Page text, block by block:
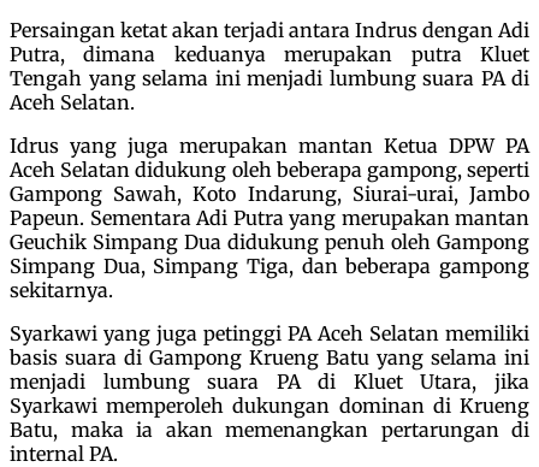
Persaingan ketat akan terjadi antara Indrus dengan Adi
Putra, dimana keduanya merupakan putra Kluet
Tengah yang selama ini menjadi lumbung suara PA di
Aceh Selatan.
Idrus yang juga merupakan mantan Ketua DPW PA
Aceh Selatan didukung oleh beberapa gampong, seperti
Gampong Sawah, Koto Indarung, Siurai-urai, Jambo
Papeun. Sementara Adi Putra yang merupakan mantan
Geuchik Simpang Dua didukung penuh oleh Gampong
Simpang Dua, Simpang Tiga, dan beberapa gampong
sekitarnya.
Syarkawi yang juga petinggi PA Aceh Selatan memiliki
basis suara di Gampong Krueng Batu yang selama ini
menjadi lumbung suara PA di Kluet Utara, jika
Syarkawi memperoleh dukungan dominan di Krueng
Batu, maka ia akan memenangkan pertarungan di
internal PA.